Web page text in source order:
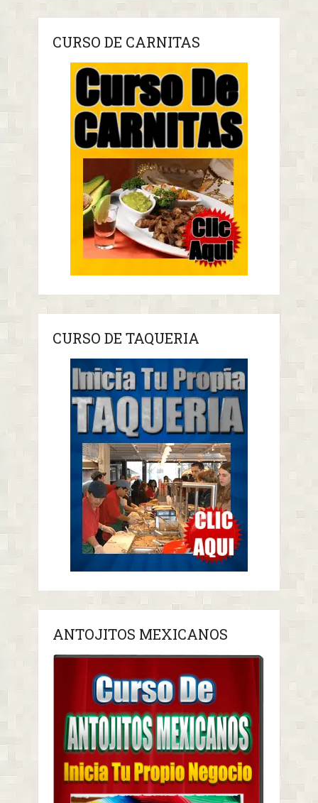
CURSO DE CARNITAS
CURSO DE TAQUERIA
ANTOJITOS MEXICANOS